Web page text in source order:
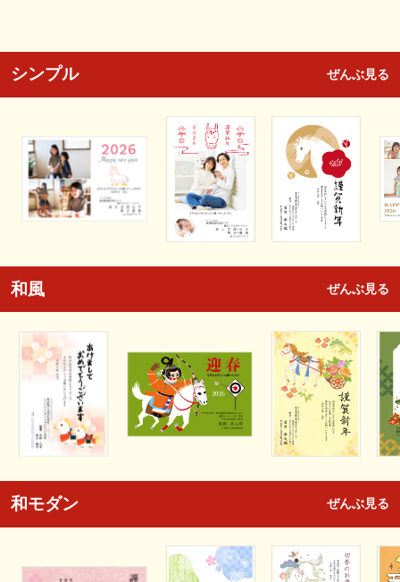
シンプル ぜんぶ見る
和風 ぜんぶ見る
和モダン ぜんぶ見る